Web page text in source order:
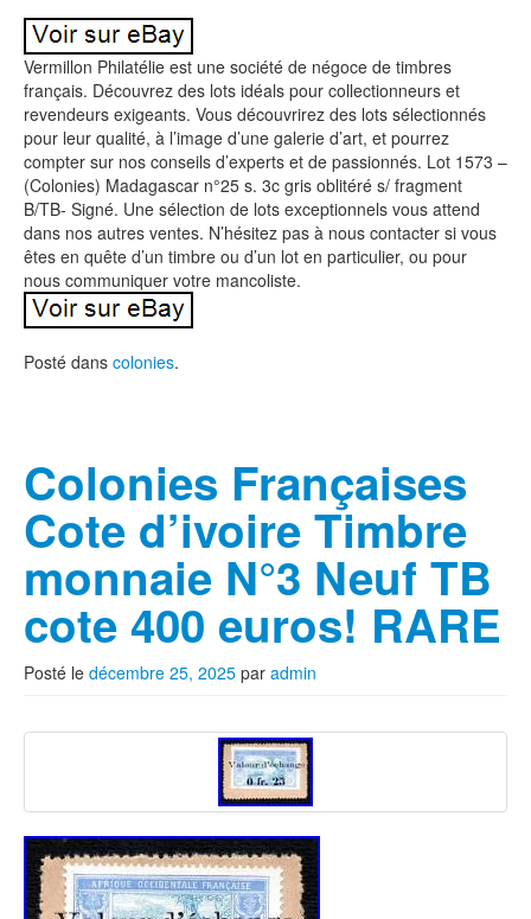
Vermillon Philatélie est une société de négoce de timbres
français. Découvrez des lots idéals pour collectionneurs et
revendeurs exigeants. Vous découvrirez des lots sélectionnés
pour leur qualité, à l’image d’une galerie d’art, et pourrez
compter sur nos conseils d’experts et de passionnés. Lot 1573 –
(Colonies) Madagascar n°25 s. 3c gris oblitéré s/ fragment
B/TB- Signé. Une sélection de lots exceptionnels vous attend
dans nos autres ventes. N’hésitez pas à nous contacter si vous
êtes en quête d’un timbre ou d’un lot en particulier, ou pour
nous communiquer votre mancoliste.
Posté dans colonies.
Colonies Françaises
Cote d’ivoire Timbre
monnaie N°3 Neuf TB
cote 400 euros! RARE
Posté le décembre 25, 2025 par admin